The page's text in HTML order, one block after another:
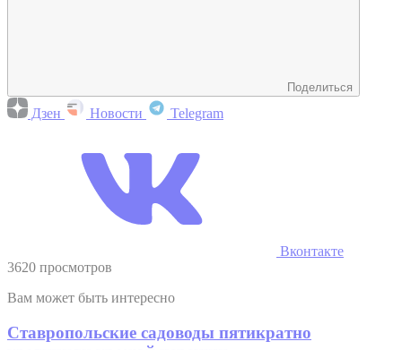
Поделиться
Дзен Новости Telegram
Вконтакте
3620 просмотров
Вам может быть интересно
Ставропольские садоводы пятикратно